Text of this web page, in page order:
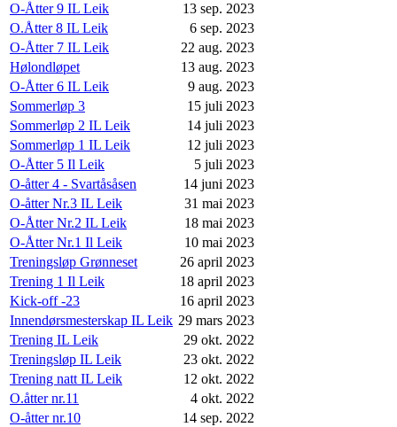
O-Åtter 9 IL Leik
13 sep. 2023
O.Åtter 8 IL Leik
6 sep. 2023
O-Åtter 7 IL Leik
22 aug. 2023
Hølondløpet
13 aug. 2023
O-Åtter 6 IL Leik
9 aug. 2023
Sommerløp 3
15 juli 2023
Sommerløp 2 IL Leik
14 juli 2023
Sommerløp 1 IL Leik
12 juli 2023
O-Åtter 5 Il Leik
5 juli 2023
O-åtter 4 - Svartåsåsen
14 juni 2023
O-åtter Nr.3 IL Leik
31 mai 2023
O-Åtter Nr.2 IL Leik
18 mai 2023
O-Åtter Nr.1 Il Leik
10 mai 2023
Treningsløp Grønneset
26 april 2023
Trening 1 Il Leik
18 april 2023
Kick-off -23
16 april 2023
Innendørsmesterskap IL Leik 29 mars 2023
Trening IL Leik
29 okt. 2022
Treningsløp IL Leik
23 okt. 2022
Trening natt IL Leik
12 okt. 2022
O.åtter nr.11
4 okt. 2022
O-åtter nr.10
14 sep. 2022